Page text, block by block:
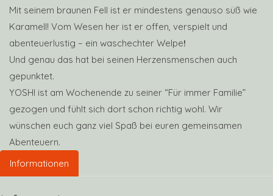
Mit seinem braunen Fell ist er mindestens genauso süß wie
Karamell! Vom Wesen her ist er offen, verspielt und
abenteuerlustig – ein waschechter Welpe!
Und genau das hat bei seinen Herzensmenschen auch
gepunktet.
YOSHI ist am Wochenende zu seiner “Für immer Familie”
gezogen und fühlt sich dort schon richtig wohl. Wir
wünschen euch ganz viel Spaß bei euren gemeinsamen
Abenteuern.
Informationen